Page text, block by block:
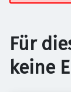
Für
keine